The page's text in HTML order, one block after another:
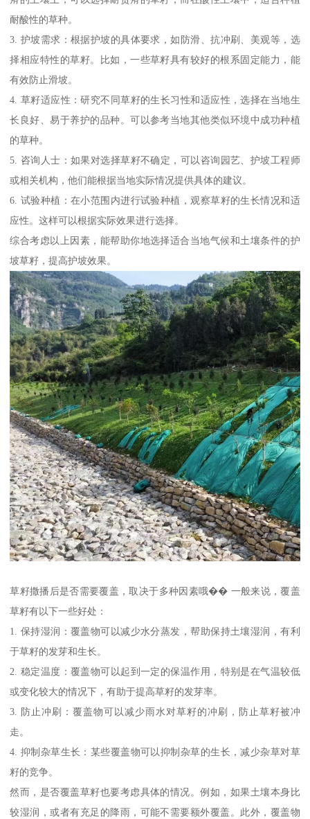
耐酸性的草种。
3. 护坡需求：根据护坡的具体要求，如防滑、抗冲刷、美观等，选
择相应特性的草籽。比如，一些草籽具有较好的根系固定能力，能
有效防止滑坡。
4. 草籽适应性：研究不同草籽的生长习性和适应性，选择在当地生
长良好、易于养护的品种。可以参考当地其他类似环境中成功种植
的草种。
5. 咨询人士：如果对选择草籽不确定，可以咨询园艺、护坡工程师
或相关机构，他们能根据当地实际情况提供具体的建议。
6. 试验种植：在小范围内进行试验种植，观察草籽的生长情况和适
应性。这样可以根据实际效果进行选择。
综合考虑以上因素，能帮助你地选择适合当地气候和土壤条件的护
坡草籽，提高护坡效果。
草籽撒播后是否需要覆盖，取决于多种因素哦�� 一般来说，覆盖
草籽有以下一些好处：
1. 保持湿润：覆盖物可以减少水分蒸发，帮助保持土壤湿润，有利
于草籽的发芽和生长。
2. 稳定温度：覆盖物可以起到一定的保温作用，特别是在气温较低
或变化较大的情况下，有助于提高草籽的发芽率。
3. 防止冲刷：覆盖物可以减少雨水对草籽的冲刷，防止草籽被冲
走。
4. 抑制杂草生长：某些覆盖物可以抑制杂草的生长，减少杂草对草
籽的竞争。
然而，是否覆盖草籽也要考虑具体的情况。例如，如果土壤本身比
较湿润，或者有充足的降雨，可能不需要额外覆盖。此外，覆盖物